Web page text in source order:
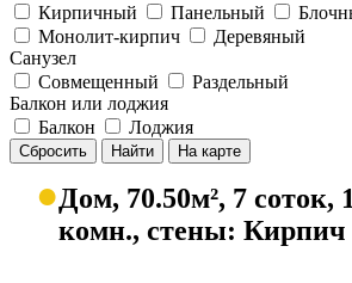
Кирпичный
Панельный
Монолит-кирпич
Деревяный
Санузел
Совмещенный
Раздельный
Балкон или лоджия
Балкон
Лоджия
Сбросить Найти На карте
●Дом, 70.50м², 7 соток,
комн., стены: Кирпич